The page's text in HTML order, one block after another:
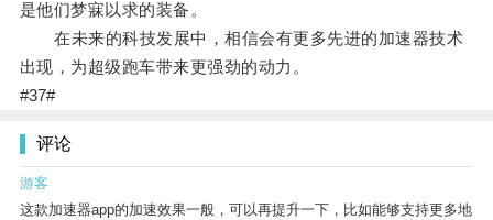
是他们梦寐以求的装备。
在未来的科技发展中，相信会有更多先进的加速器技术
出现，为超级跑车带来更强劲的动力。
#37#
评论
游客
这款加速器app的加速效果一般，可以再提升一下，比如能够支持更多地